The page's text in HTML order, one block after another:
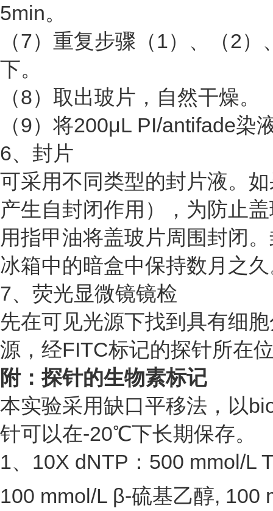
5min。
（7）重复步骤（1）、（2
下。
（8）取出玻片，自然干燥。
（9）将200μL PI/antifade
6、封片
可采用不同类型的封片液。
产生自封闭作用），为防止
用指甲油将盖玻片周围封闭
冰箱中的暗盒中保持数月之
7、荧光显微镜镜检
先在可见光源下找到具有细
源，经FITC标记的探针所在
附：探针的生物素标记
本实验采用缺口平移法，以
针可以在-20℃下长期保存。
1、10X dNTP：500 mmol/L
100 mmol/L β-硫基乙醇, 100